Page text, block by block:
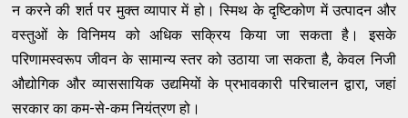
न करने की शर्त पर मुक्‍त व्‍यापार में हो। स्‍मिथ के दृष्‍टिकोण में उत्‍पादन और
वस्‍तुओं के विनिमय को अधिक सक्रिय किया जा सकता है। इसके
परिणामस्‍वरूप जीवन के सामान्‍य स्‍तर को उठाया जा सकता है, केवल निजी
औद्योगिक और व्‍याससायिक उद्यमियों के प्रभावकारी परिचालन द्वारा, जहां
सरकार का कम-से-कम नियंत्रण हो।